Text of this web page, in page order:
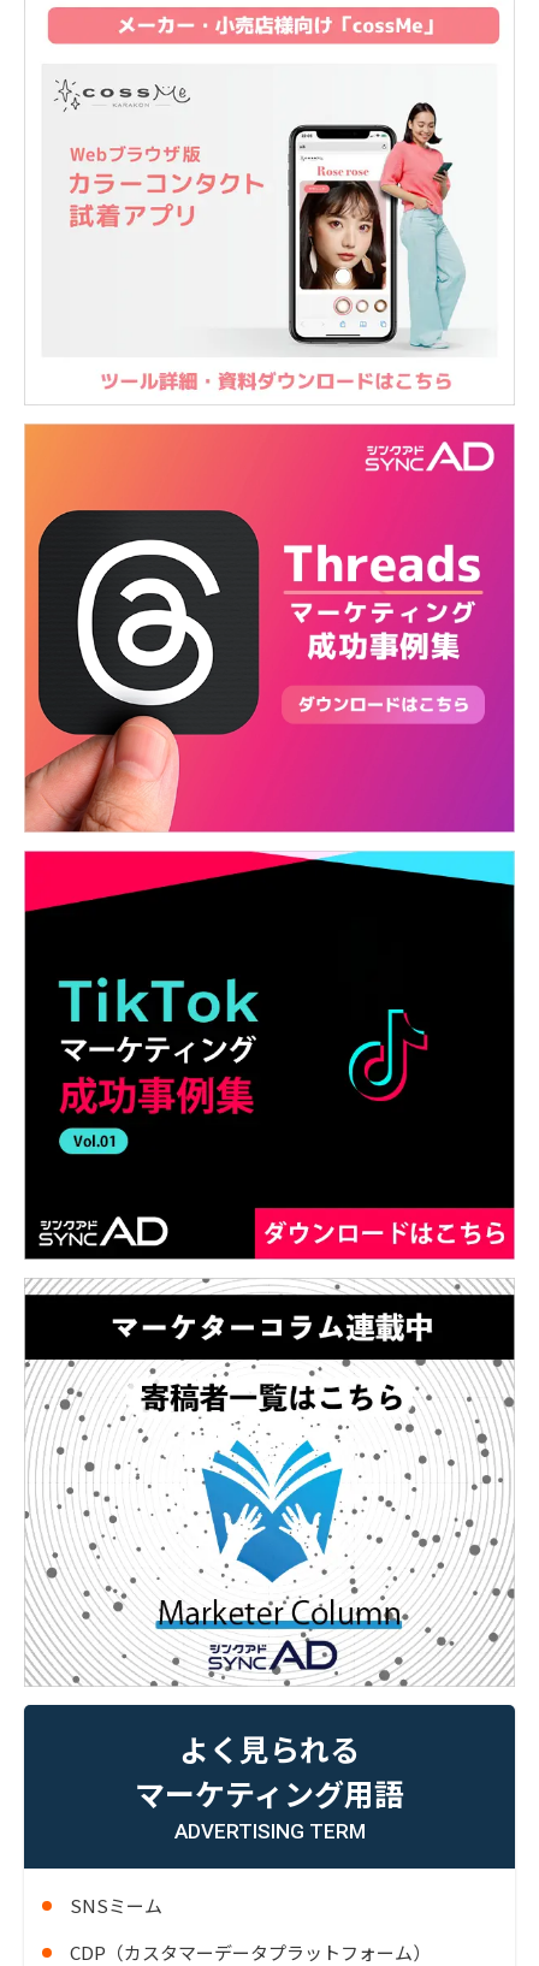
よく見られる
マーケティング用語
ADVERTISING TERM
SNSミーム
CDP（カスタマーデータプラットフォーム）